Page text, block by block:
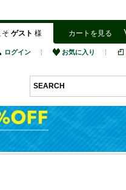
そ ゲスト 様 カートを見る
ログイン お気に入り